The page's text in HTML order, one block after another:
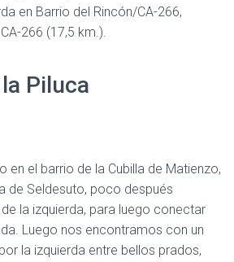
en Barrio del Rincón/CA-266,
266 (17,5 km.).
Piluca
en el barrio de la Cubilla de Matienzo,
de Seldesuto, poco después
la izquierda, para luego conectar
Luego nos encontramos con un
la izquierda entre bellos prados,